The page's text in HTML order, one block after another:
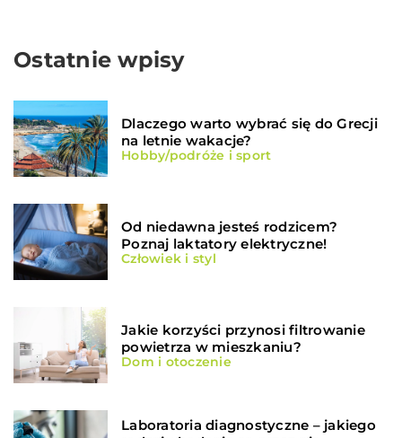
Ostatnie wpisy
Dlaczego warto wybrać się do Grecji
na letnie wakacje?
Hobby/podróże i sport
Od niedawna jesteś rodzicem?
Poznaj laktatory elektryczne!
Człowiek i styl
Jakie korzyści przynosi filtrowanie
powietrza w mieszkaniu?
Dom i otoczenie
Laboratoria diagnostyczne – jakiego